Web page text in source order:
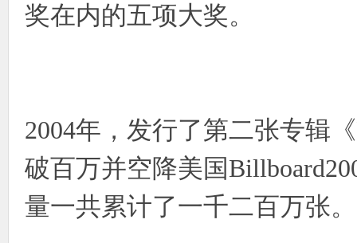
奖在内的五项大奖。
2004年，发行了第二张专辑
破百万并空降美国
量一共累计了一千二百万张。